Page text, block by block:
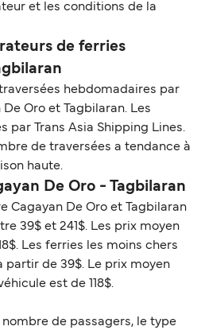
et les conditions de la
de ferries
traversées hebdomadaires par
Oro et Tagbilaran. Les
par Trans Asia Shipping Lines.
de traversées a tendance à
haute.
De Oro - Tagbilaran
Cagayan De Oro et Tagbilaran
39$ et 241$. Les prix moyen
Les ferries les moins chers
de 39$. Le prix moyen
est de 118$.
de passagers, le type